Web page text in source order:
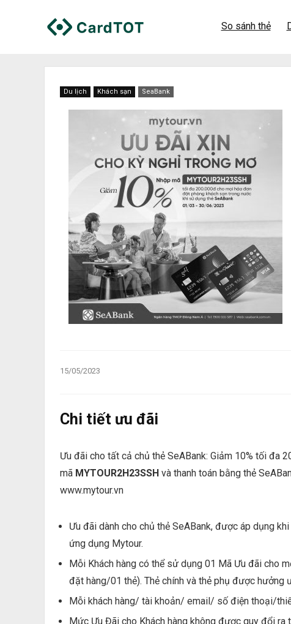
So sánh thẻ
Du lịch Khách sạn SeaBank
15/05/2023
Chi tiết ưu đãi
Ưu đãi cho tất cả chủ thẻ SeABank: Giảm 10% tối đa
mã MYTOUR2H23SSH và thanh toán bằng thẻ
www.mytour.vn
Ưu đãi dành cho chủ thẻ SeABank, được áp dụng
ứng dụng Mytour.
Mỗi Khách hàng có thể sử dụng 01 Mã Ưu đãi cho
đặt hàng/01 thẻ). Thẻ chính và thẻ phụ được
Mỗi khách hàng/ tài khoản/ email/ số điện thoại/
Mức Ưu Đãi cho Khách hàng không được quy đổi ra